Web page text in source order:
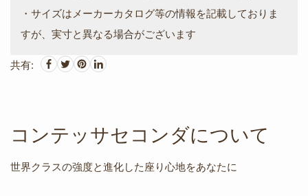
・サイズはメーカーカタログ等の情報を記載しておりま
すが、実寸と異なる場合がございます
共有:
コンテッサセコンダについて
世界クラスの強度と進化した座り心地をあなたに